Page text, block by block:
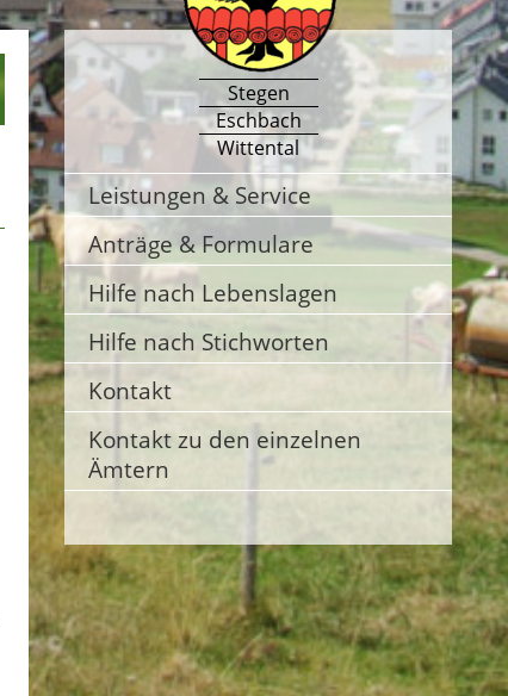
Stegen
Eschbach
Wittental
Leistungen & Service
Anträge & Formulare
Hilfe nach Lebenslagen
Hilfe nach Stichworten
Kontakt
Kontakt zu den einzelnen
Ämtern